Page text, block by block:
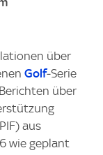
über
Golf‑Serie
über
aus
wie geplant